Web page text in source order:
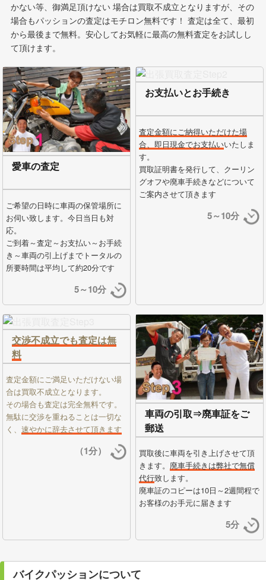
かない等、御満足頂けない 場合は買取不成立となりますが、その
場合もパッションの査定はモチロン無料です！ 査定は全て、最初
から最後まで無料。安心してお気軽に最高の無料査定をお試しし
て頂けます。
愛車の査定
ご希望の日時に車両の保管場所に
お伺い致します。今日当日も対
応。
ご到着～査定～お支払い～お手続
き～車両の引上げまでトータルの
所要時間は平均して約20分です
5～10分
お支払いとお手続き
査定金額にご納得いただけた場
合、即日現金でお支払いいたしま
す。
買取証明書を発行して、クーリン
グオフや廃車手続きなどについて
ご案内させて頂きます
5～10分
交渉不成立でも査定は無
料
査定金額にご満足いただけない場
合は買取不成立となります。
その場合も査定は完全無料です。
無駄に交渉を重ねることは一切な
く、速やかに辞去させて頂きます
（1分）
車両の引取⇒廃車証をご
郵送
買取後に車両を引き上げさせて頂
きます。 廃車手続きは弊社で無償
代行致します。
廃車証のコピーは10日～2週間程で
お客様のお手元に届きます
5分
バイクパッションについて